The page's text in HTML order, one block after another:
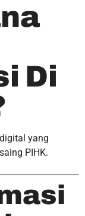
Di
yang
PIHK.